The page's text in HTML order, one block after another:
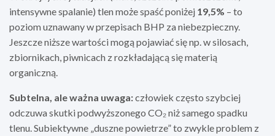
intensywne spalanie) tlen może spaść poniżej 19,5% – to
poziom uznawany w przepisach BHP za niebezpieczny.
Jeszcze niższe wartości mogą pojawiać się np. w silosach,
zbiornikach, piwnicach z rozkładającą się materią
organiczną.
Subtelna, ale ważna uwaga:człowiek często szybciej
odczuwa skutki podwyższonego CO₂ niż samego spadku
tlenu. Subiektywne „duszne powietrze” to zwykle problem z